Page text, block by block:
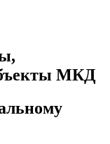
МКД